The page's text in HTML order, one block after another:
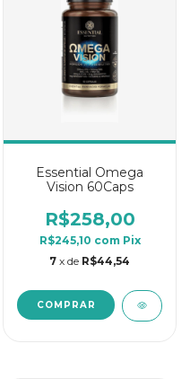
Essential Omega
Vision 60Caps
R$258,00
R$245,10 com Pix
7 x de R$44,54